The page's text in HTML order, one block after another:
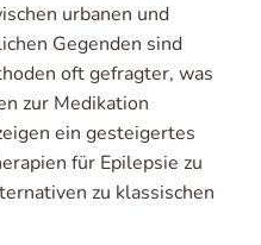
urbanen und
Gegenden sind
oft gefragter, was
zur Medikation
ein gesteigertes
für Epilepsie zu
zu klassischen